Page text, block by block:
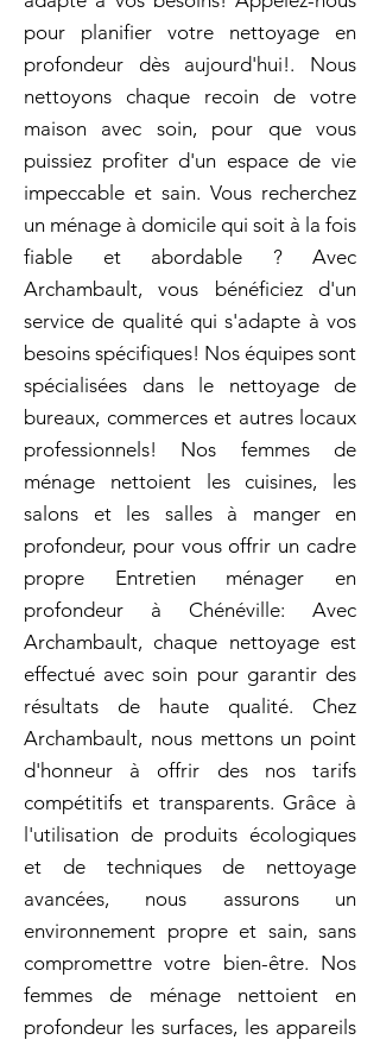
pour planifier votre nettoyage en
profondeur dès aujourd'hui!. Nous
nettoyons chaque recoin de votre
maison avec soin, pour que vous
puissiez profiter d'un espace de vie
impeccable et sain. Vous recherchez
un ménage à domicile qui soit à la fois
fiable et abordable ? Avec
Archambault, vous bénéficiez d'un
service de qualité qui s'adapte à vos
besoins spécifiques! Nos équipes sont
spécialisées dans le nettoyage de
bureaux, commerces et autres locaux
professionnels! Nos femmes de
ménage nettoient les cuisines, les
salons et les salles à manger en
profondeur, pour vous offrir un cadre
propre Entretien ménager en
profondeur à Chénéville: Avec
Archambault, chaque nettoyage est
effectué avec soin pour garantir des
résultats de haute qualité. Chez
Archambault, nous mettons un point
d'honneur à offrir des nos tarifs
compétitifs et transparents. Grâce à
l'utilisation de produits écologiques
et de techniques de nettoyage
avancées, nous assurons un
environnement propre et sain, sans
compromettre votre bien-être. Nos
femmes de ménage nettoient en
profondeur les surfaces, les appareils